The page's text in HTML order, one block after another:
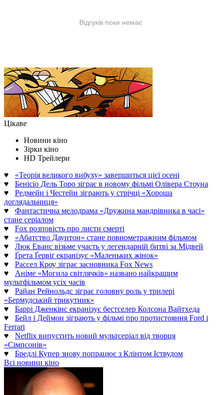
Цікаве
Новини кіно
Зірки кіно
HD Трейлери
♥ «Теорія великого вибуху» завершиться цієї осені
♥ Бенісіо Дель Торо зіграє в новому фільмі Олівера Стоуна
♥ Редмейн і Честейн зіграють у стрічці «Хороша
доглядальниця»
♥ Фантастична мелодрама «Дружина мандрівника в часі»
стане серіалом
♥ Fox розповість про листи смерті
♥ «Абатство Даунтон» стане повнометражним фільмом
♥ Люк Еванс візьме участь у легендарній битві за Мідвей
♥ Ґрета Ґервіґ екранізує «Маленьких жінок»
♥ Рассел Кроу зіграє засновника Fox News
♥ Аніме «Могила світлячків» названо найкращим
мультфільмом усіх часів
♥ Райан Рейнольдс зіграє головну роль у трилері
«Бермудський трикутник»
♥ Баррі Дженкінс екранізує бестселер Колсона Вайтхеда
♥ Бейл і Деймон зіграють у фільмі про протистояння Ford і
Ferrari
♥ Netflix випустить новий мультсеріал від творця
«Сімпсонів»
♥ Бредлі Купер знову попрацює з Клінтом Іствудом
Всі новини кіно